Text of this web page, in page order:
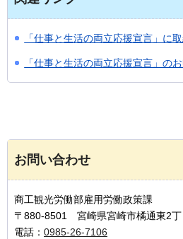
「仕事と生活の両立応援宣言」に
「仕事と生活の両立応援宣言」の
お問い合わせ
商工観光労働部雇用労働政策課
〒880-8501 宮崎県宮崎市橘通東2丁
電話： 0985-26-7106